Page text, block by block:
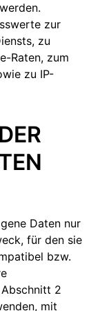
zur
zu
Raten, zum
zu IP-
Daten nur
für den sie
bzw.
2
mit